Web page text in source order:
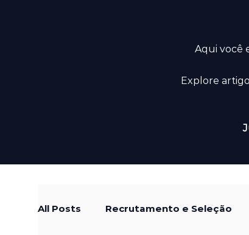
Aqui você
Explore
All Posts Recrutamento e Seleção